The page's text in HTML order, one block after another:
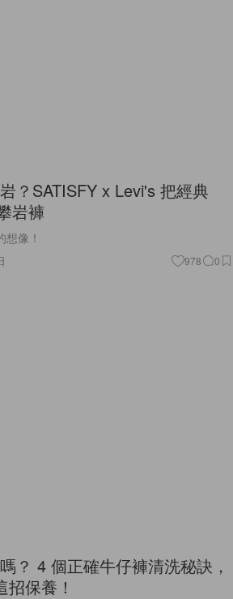
？SATISFY x Levi's 把經典
岩褲
像！
978 0
？ 4 個正確牛仔褲清洗秘訣，
保養！